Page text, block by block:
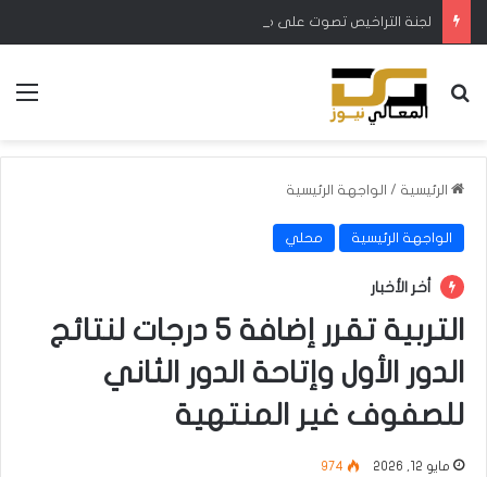
بحث عن
الرئيسية / الواجهة الرئيسية
الواجهة الرئيسية محلي
أخر الأخبار
التربية تقرر إضافة 5 درجات لنتائج
الدور الأول وإتاحة الدور الثاني
للصفوف غير المنتهية
مايو 12, 2026 974